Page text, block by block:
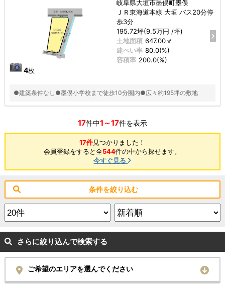
4枚
岐阜県大垣市墨俣町墨俣
ＪＲ東海道本線 大垣 バス20分停
歩3分
195.72坪(9.5万円 /坪)
土地面積 647.00㎡
建ぺい率 80.0(%)
容積率 200.0(%)
●建築条件なし●墨俣小学校まで徒歩10分圏内●広々約195坪の敷地
17件中1～17件を表示
17件見つかりました！
会員登録をすると全544件の中から探せます。
今すぐ見る
条件を絞り込む
さらに絞り込んで検索する
ご希望のエリアを選んでください